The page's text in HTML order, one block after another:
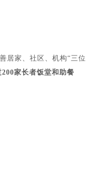
居家、社区、机构“三位
200家长者饭堂和助餐